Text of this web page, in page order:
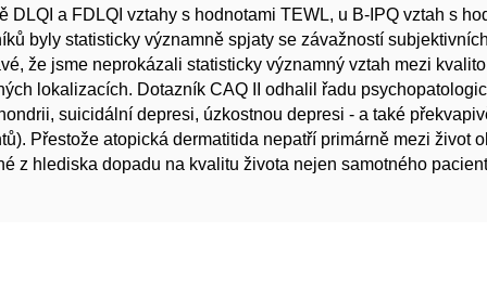
DLQI a FDLQI vztahy s hodnotami TEWL, u B-IPQ vztah s
byly statisticky významně spjaty se závažností
že jsme neprokázali statisticky významný vztah mezi
lokalizacích. Dotazník CAQ II odhalil řadu
suicidální depresi, úzkostnou depresi - a také
Přestože atopická dermatitida nepatří primárně mezi život
z hlediska dopadu na kvalitu života nejen samotného